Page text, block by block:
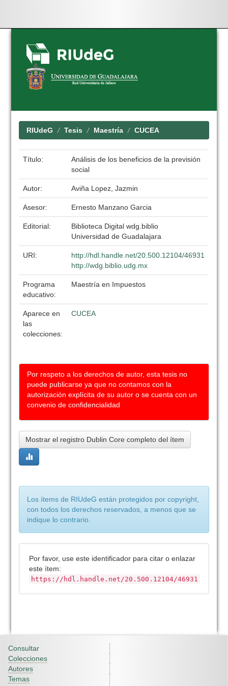
Skip
navigation
RIUdeG Tesis Maestría CUCEA
Título:
Análisis de los beneficios de la previsión
social
Autor: Aviña Lopez, Jazmin
Asesor: Ernesto Manzano Garcia
Editorial:
Biblioteca Digital wdg.biblio
Universidad de Guadalajara
URI:
http://hdl.handle.net/20.500.12104/46931
http://wdg.biblio.udg.mx
Programa
educativo:
Maestría en Impuestos
Aparece en
las
colecciones:
CUCEA
Por respeto a los derechos de autor, esta tesis no
puede publicarse ya que no contamos con la
autorización explícita de su autor o se cuenta con un
convenio de confidencialidad
Mostrar el registro Dublin Core completo del ítem
Los ítems de RIUdeG están protegidos por copyright,
con todos los derechos reservados, a menos que se
indique lo contrario.
Por favor, use este identificador para citar o enlazar
este ítem:
https://hdl.handle.net/20.500.12104/46931
Consultar
Colecciones
Autores
Temas